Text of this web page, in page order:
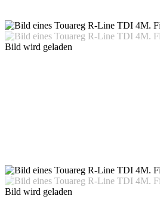
Bild wird geladen
Bild wird geladen